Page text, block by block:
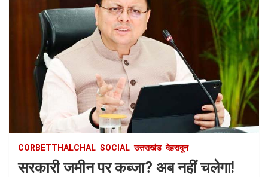
CORBETTHALCHAL SOCIAL उत्तराखंड देहरादून
सरकारी जमीन पर कब्जा? अब नहीं चलेगा!